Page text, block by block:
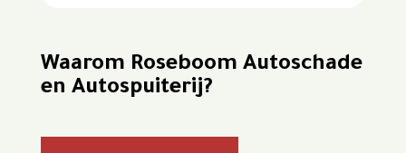
Waarom Roseboom Autoschade
en Autospuiterij?